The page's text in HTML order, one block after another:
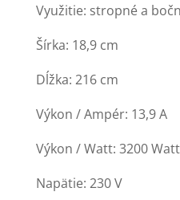
Využitie: stropné a
Šírka: 18,9 cm
Dĺžka: 216 cm
Výkon / Ampér: 13,9 A
Výkon / Watt: 3200 Watt
Napätie: 230 V